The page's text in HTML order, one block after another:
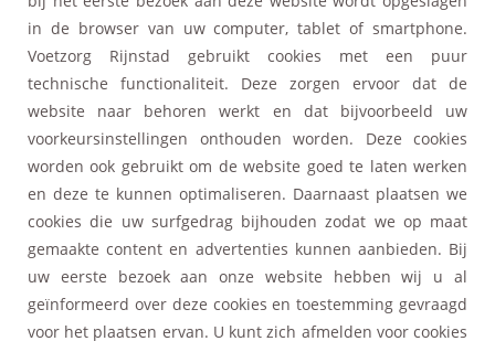
in de browser van uw computer, tablet of smartphone.
Voetzorg Rijnstad gebruikt cookies met een puur
technische functionaliteit. Deze zorgen ervoor dat de
website naar behoren werkt en dat bijvoorbeeld uw
voorkeursinstellingen onthouden worden. Deze cookies
worden ook gebruikt om de website goed te laten werken
en deze te kunnen optimaliseren. Daarnaast plaatsen we
cookies die uw surfgedrag bijhouden zodat we op maat
gemaakte content en advertenties kunnen aanbieden. Bij
uw eerste bezoek aan onze website hebben wij u al
geïnformeerd over deze cookies en toestemming gevraagd
voor het plaatsen ervan. U kunt zich afmelden voor cookies